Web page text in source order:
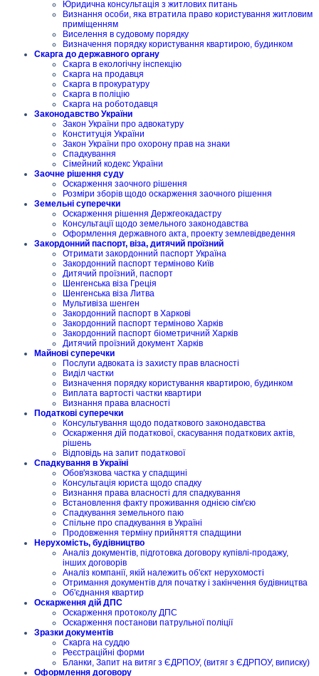
Юридична консультація з житлових питань
Визнання особи, яка втратила право користування житловим
приміщенням
Виселення в судовому порядку
Визначення порядку користування квартирою, будинком
Скарга до державного органу
Скарга в екологічну інспекцію
Скарга на продавця
Скарга в прокуратуру
Скарга в поліцію
Скарга на роботодавця
Законодавство України
Закон України про адвокатуру
Конституція України
Закон України про охорону прав на знаки
Спадкування
Сімейний кодекс України
Заочне рішення суду
Оскарження заочного рішення
Розміри зборів щодо оскарження заочного рішення
Земельні суперечки
Оскарження рішення Держгеокадастру
Консультації щодо земельного законодавства
Оформлення державного акта, проекту землевідведення
Закордонний паспорт, віза, дитячий проїзний
Отримати закордонний паспорт Україна
Закордонний паспорт терміново Київ
Дитячий проїзний, паспорт
Шенгенська віза Греція
Шенгенська віза Литва
Мультивіза шенген
Закордонний паспорт в Харкові
Закордонний паспорт терміново Харків
Закордонний паспорт біометричний Харків
Дитячий проїзний документ Харків
Майнові суперечки
Послуги адвоката із захисту прав власності
Виділ частки
Визначення порядку користування квартирою, будинком
Виплата вартості частки квартири
Визнання права власності
Податкові суперечки
Консультування щодо податкового законодавства
Оскарження дій податкової, скасування податкових актів,
рішень
Відповідь на запит податкової
Спадкування в Україні
Обов'язкова частка у спадщині
Консультація юриста щодо спадку
Визнання права власності для спадкування
Встановлення факту проживання однією сім'єю
Спадкування земельного паю
Спільне про спадкування в Україні
Продовження терміну прийняття спадщини
Нерухомість, будівництво
Аналіз документів, підготовка договору купівлі-продажу,
інших договорів
Аналіз компанії, якій належить об'єкт нерухомості
Отримання документів для початку і закінчення будівництва
Об'єднання квартир
Оскарження дій ДПС
Оскарження протоколу ДПС
Оскарження постанови патрульної поліції
Зразки документів
Скарга на суддю
Реєстраційні форми
Бланки, Запит на витяг з ЄДРПОУ, (витяг з ЄДРПОУ, виписку)
Оформлення договору